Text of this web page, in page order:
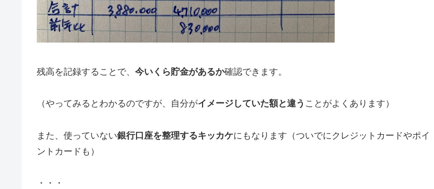
残高を記録することで、 今いくら貯金があるか確認できます。
（やってみるとわかるのですが、自分がイメージしていた額と違う ことがよくあります）
また、使っていない銀行口座を整理するキッカケにもなります（ついでにクレジットカードやポイ
ントカードも）
・・・